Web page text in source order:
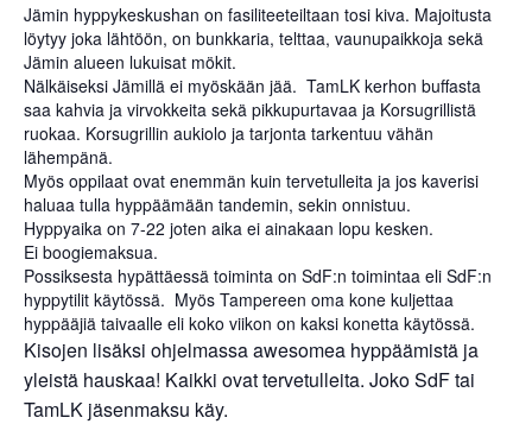
Jämin hyppykeskushan on fasiliteeteiltaan tosi kiva. Majoitusta
löytyy joka lähtöön, on bunkkaria, telttaa, vaunupaikkoja sekä
Jämin alueen lukuisat mökit.
Nälkäiseksi Jämillä ei myöskään jää. TamLK kerhon buffasta
saa kahvia ja virvokkeita sekä pikkupurtavaa ja Korsugrillistä
ruokaa. Korsugrillin aukiolo ja tarjonta tarkentuu vähän
lähempänä.
Myös oppilaat ovat enemmän kuin tervetulleita ja jos kaverisi
haluaa tulla hyppäämään tandemin, sekin onnistuu.
Hyppyaika on 7-22 joten aika ei ainakaan lopu kesken.
Ei boogiemaksua.
Possiksesta hypättäessä toiminta on SdF:n toimintaa eli SdF:n
hyppytilit käytössä. Myös Tampereen oma kone kuljettaa
hyppääjiä taivaalle eli koko viikon on kaksi konetta käytössä.
Kisojen lisäksi ohjelmassa awesomea hyppäämistä ja
yleistä hauskaa! Kaikki ovat tervetulleita. Joko SdF tai
TamLK jäsenmaksu käy.